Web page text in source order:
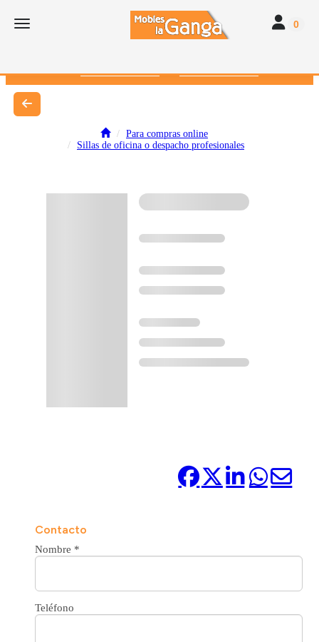
Toggle navigation Toggle
0
Para compras online
Sillas de oficina o despacho profesionales
Contacto
Nombre *
Teléfono